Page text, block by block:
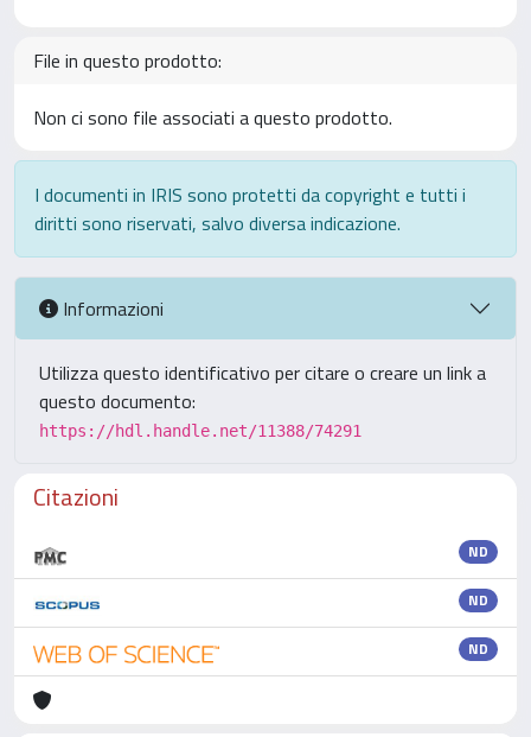
File in questo prodotto:
Non ci sono file associati a questo prodotto.
I documenti in IRIS sono protetti da copyright e tutti i
diritti sono riservati, salvo diversa indicazione.
Informazioni
Utilizza questo identificativo per citare o creare un link a
questo documento:
https://hdl.handle.net/11388/74291
Citazioni
ND
ND
ND